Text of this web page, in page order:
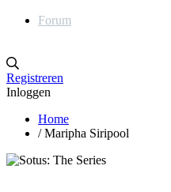
Forum
Registreren
Inloggen
Home
/ Maripha Siripool